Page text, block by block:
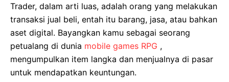
Trader, dalam arti luas, adalah orang yang melakukan
transaksi jual beli, entah itu barang, jasa, atau bahkan
aset digital. Bayangkan kamu sebagai seorang
petualang di dunia mobile games RPG ,
mengumpulkan item langka dan menjualnya di pasar
untuk mendapatkan keuntungan.